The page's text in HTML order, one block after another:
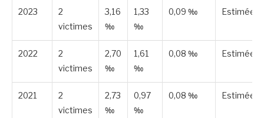
2023
2
victimes
3,16
‰
1,33
‰
0,09 ‰ Estimée
2022
2
victimes
2,70
‰
1,61
‰
0,08 ‰ Estimée
2021
2
victimes
2,73
‰
0,97
‰
0,08 ‰ Estimée